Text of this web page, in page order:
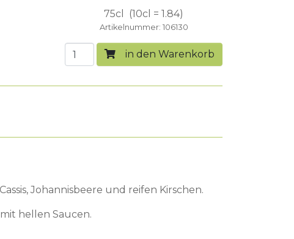
75cl 10cl = 1.84
Artikelnummer 106130
in den Warenkorb
Johannisbeere und reifen Kirschen.
hellen Saucen.